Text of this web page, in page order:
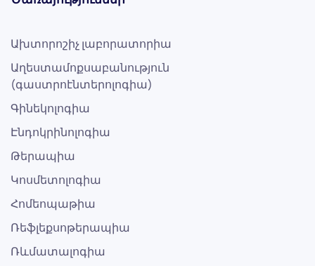
Ախտորոշիչ լաբորատորիա
Աղեստամոքսաբանություն
(գաստրոէնտերոլոգիա)
Գինեկոլոգիա
Էնդոկրինոլոգիա
Թերապիա
Կոսմետոլոգիա
Հոմեոպաթիա
Ռեֆլեքսոթերապիա
Ռևմատալոգիա